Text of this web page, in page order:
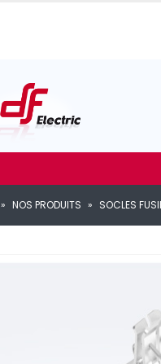
» NOS PRODUITS » SOCLES